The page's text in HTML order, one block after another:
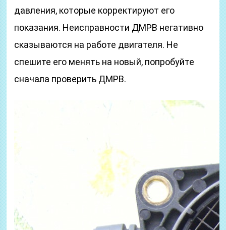
давления, которые корректируют его
показания. Неисправности ДМРВ негативно
сказываются на работе двигателя. Не
спешите его менять на новый, попробуйте
сначала проверить ДМРВ.